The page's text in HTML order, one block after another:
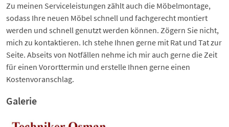
Zu meinen Serviceleistungen zählt auch die Möbelmontage,
sodass Ihre neuen Möbel schnell und fachgerecht montiert
werden und schnell genutzt werden können. Zögern Sie nicht,
mich zu kontaktieren. Ich stehe Ihnen gerne mit Rat und Tat zur
Seite. Abseits von Notfällen nehme ich mir auch gerne die Zeit
für einen Vororttermin und erstelle Ihnen gerne einen
Kostenvoranschlag.
Galerie